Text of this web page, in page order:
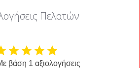
Πελατών
βάση 1 αξιολογήσεις